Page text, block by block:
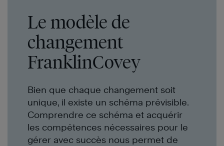
Le modèle de
changement
FranklinCovey
Bien que chaque changement soit
unique, il existe un schéma prévisible.
Comprendre ce schéma et acquérir
les compétences nécessaires pour le
gérer avec succès nous permet de